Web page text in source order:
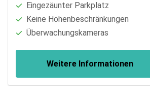
Eingezäunter Parkplatz
Keine Höhenbeschränkungen
Überwachungskameras
Weitere Informationen